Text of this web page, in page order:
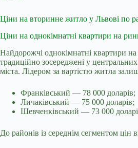
Ціни на вторинне житло у Львові по
Ціни на однокімнатні квартири на
Найдорожчі однокімнатні квартири
традиційно зосереджені у
міста. Лідером за вартістю житла
Франківський — 78 000 доларів;
Личаківський — 75 000 доларів;
Шевченківський — 73 000
До районів із середнім сегментом цін